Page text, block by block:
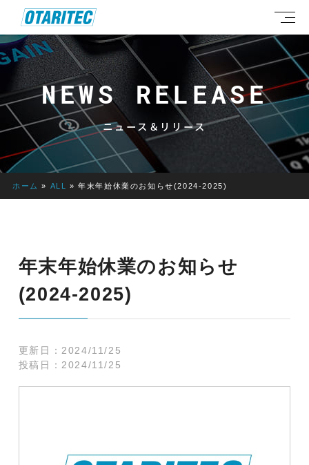
NEWS RELEASE
ニュース＆リリース
ホーム » ALL »年末年始休業のお知らせ(2024-2025)
年末年始休業のお知らせ
(2024-2025)
更新日： 2024/11/25
投稿日： 2024/11/25